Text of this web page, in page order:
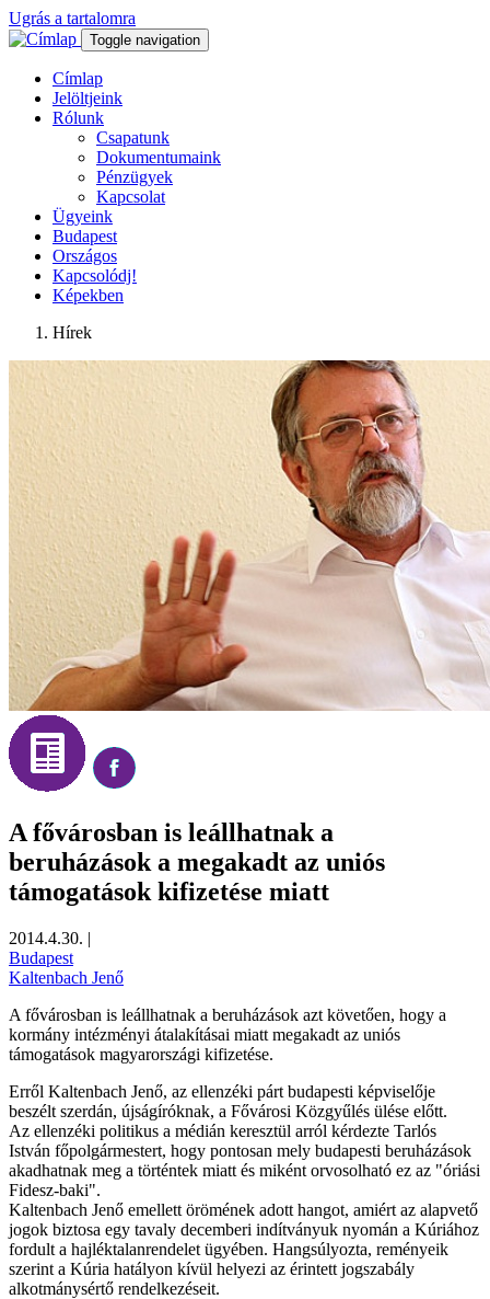
Ugrás a tartalomra
Toggle navigation
Címlap
Jelöltjeink
Rólunk
Csapatunk
Dokumentumaink
Pénzügyek
Kapcsolat
Ügyeink
Budapest
Országos
Kapcsolódj!
Képekben
Hírek
A fővárosban is leállhatnak a
beruházások a megakadt az uniós
támogatások kifizetése miatt
2014.4.30. |
Budapest
Kaltenbach Jenő
A fővárosban is leállhatnak a beruházások azt követően, hogy a
kormány intézményi átalakításai miatt megakadt az uniós
támogatások magyarországi kifizetése.
Erről Kaltenbach Jenő, az ellenzéki párt budapesti képviselője
beszélt szerdán, újságíróknak, a Fővárosi Közgyűlés ülése előtt.
Az ellenzéki politikus a médián keresztül arról kérdezte Tarlós
István főpolgármestert, hogy pontosan mely budapesti beruházások
akadhatnak meg a történtek miatt és miként orvosolható ez az "óriási
Fidesz-baki".
Kaltenbach Jenő emellett örömének adott hangot, amiért az alapvető
jogok biztosa egy tavaly decemberi indítványuk nyomán a Kúriához
fordult a hajléktalanrendelet ügyében. Hangsúlyozta, reményeik
szerint a Kúria hatályon kívül helyezi az érintett jogszabály
alkotmánysértő rendelkezéseit.